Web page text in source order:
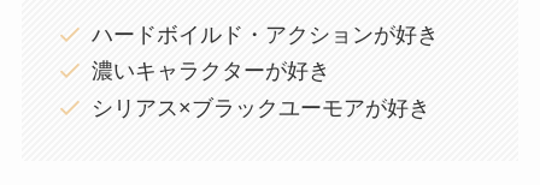
ハードボイルド・アクションが好き
濃いキャラクターが好き
シリアス×ブラックユーモアが好き